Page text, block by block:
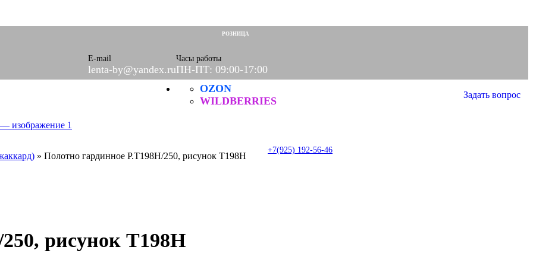
E-mail
lenta-by@yandex.ru
Часы работы
ПН-ПТ: 09:00-17:00
+7(925) 192-56-46
OZON
РОЗНИЦА
WILDBERRIES
Задать вопрос
» Полотно гардинное Р.Т198Н/250, рисунок Т198Н
рисунок Т198Н